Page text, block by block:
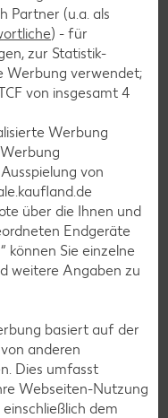
Partner (u.a. als
) - für
zur Statistik-
Werbung verwendet;
von insgesamt 4
Werbung
von
über die Ihnen und
Endgeräte
können Sie einzelne
weitere Angaben zu
basiert auf der
anderen
Dies umfasst
Webseiten-Nutzung
dem